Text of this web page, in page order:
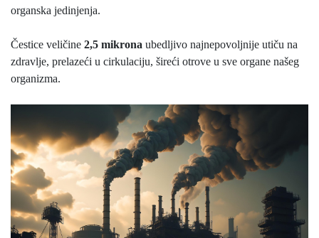
organska jedinjenja.
Čestice veličine 2,5 mikrona ubedljivo najnepovoljnije utiču na
zdravlje, prelazeći u cirkulaciju, šireći otrove u sve organe našeg
organizma.